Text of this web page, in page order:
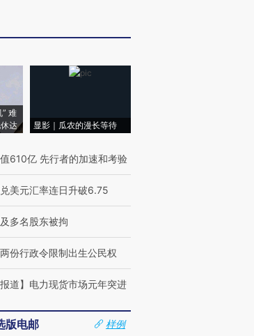
” 难
达
显影｜瓜农的漫长等待
610亿 先行者的加速和考验
美元汇率连日升破6.75
多名股东被拘
份行政令限制出生公民权
报道】电力现货市场元年突进
版电邮
样例